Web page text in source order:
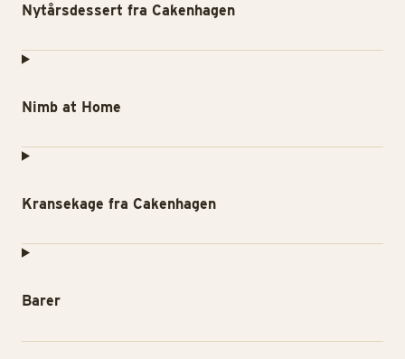
Nytårsdessert fra Cakenhagen
Nimb at Home
Kransekage fra Cakenhagen
Barer